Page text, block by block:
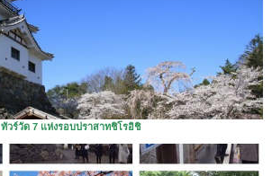
ทัวร์วัด 7 แห่งรอบปราสาทชิโรอิชิ